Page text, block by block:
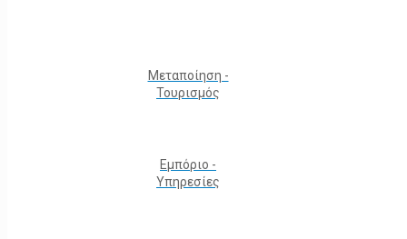
Μεταποίηση -
Τουρισμός
Εμπόριο -
Υπηρεσίες